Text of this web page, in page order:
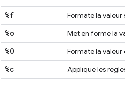
%f Formate la
%o Met en forme la
%O Formate la
%c Applique les